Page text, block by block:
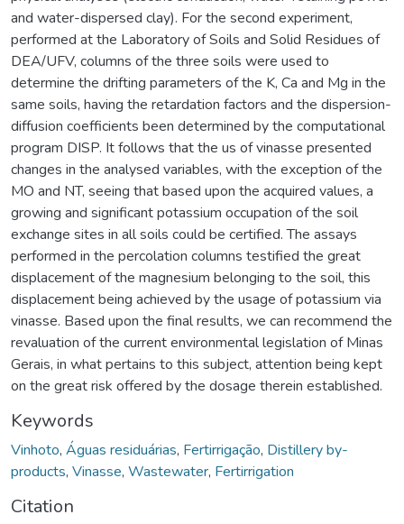
and water-dispersed clay). For the second experiment,
performed at the Laboratory of Soils and Solid Residues of
DEA/UFV, columns of the three soils were used to
determine the drifting parameters of the K, Ca and Mg in the
same soils, having the retardation factors and the dispersion-
diffusion coefficients been determined by the computational
program DISP. It follows that the us of vinasse presented
changes in the analysed variables, with the exception of the
MO and NT, seeing that based upon the acquired values, a
growing and significant potassium occupation of the soil
exchange sites in all soils could be certified. The assays
performed in the percolation columns testified the great
displacement of the magnesium belonging to the soil, this
displacement being achieved by the usage of potassium via
vinasse. Based upon the final results, we can recommend the
revaluation of the current environmental legislation of Minas
Gerais, in what pertains to this subject, attention being kept
on the great risk offered by the dosage therein established.
Keywords
Vinhoto, Águas residuárias, Fertirrigação, Distillery by-
products, Vinasse, Wastewater, Fertirrigation
Citation